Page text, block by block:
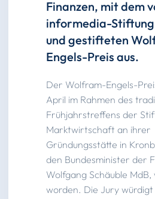
Finanzen, mit dem
informedia-
und gestifteten
Engels-Preis aus.
Der Wolfram-Engels-
April im Rahmen des
Frühjahrstreffens der
Marktwirtschaft an ihrer
Gründungsstätte in
den Bundesminister der
Wolfgang Schäuble MdB,
worden. Die Jury